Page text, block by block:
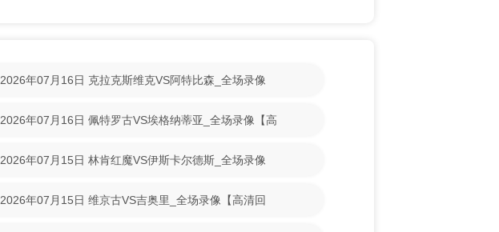
2026年07月16日 克拉克斯维克VS阿特比森_全场录像
2026年07月16日 佩特罗古VS埃格纳蒂亚_全场录像【高
2026年07月15日 林肯红魔VS伊斯卡尔德斯_全场录像
2026年07月15日 维京古VS吉奥里_全场录像【高清回